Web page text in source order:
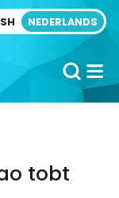
NEDERLANDS
tobt